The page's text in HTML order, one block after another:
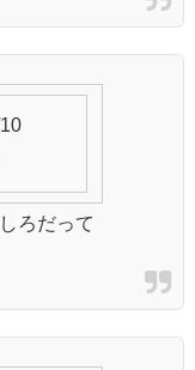
ろだって